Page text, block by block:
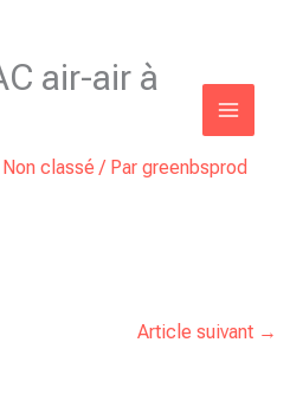
air-air à
Non classé / Par greenbsprod
Article suivant →